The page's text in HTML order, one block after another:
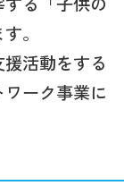
。
活動をする
ーク事業に